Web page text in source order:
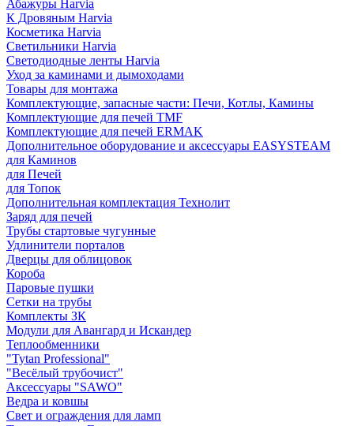
Абажуры Harvia
К Дровяным Harvia
Косметика Harvia
Светильники Harvia
Светодиодные ленты Harvia
Уход за каминами и дымоходами
Товары для монтажа
Комплектующие, запасные части: Печи, Котлы, Камины
Комплектующие для печей TMF
Комплектующие для печей ERMAK
Дополнительное оборудование и аксессуары EASYSTEAM
для Каминов
для Печей
для Топок
Дополнительная комплектация Технолит
Заряд для печей
Трубы стартовые чугунные
Удлинители порталов
Дверцы для облицовок
Короба
Паровые пушки
Сетки на трубы
Комплекты ЗК
Модули для Авангард и Искандер
Теплообменники
"Tytan Professional"
"Весёлый трубочист"
Аксессуары "SAWO"
Ведра и ковшы
Свет и ограждения для ламп